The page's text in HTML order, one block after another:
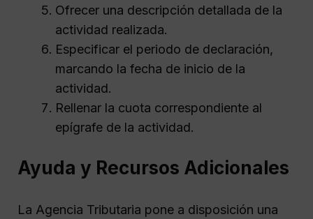
Ofrecer una descripción detallada de la
actividad realizada.
Especificar el periodo de declaración,
marcando la fecha de inicio de la
actividad.
Rellenar la cuota correspondiente al
epígrafe de la actividad.
Ayuda y Recursos Adicionales
La Agencia Tributaria pone a disposición una